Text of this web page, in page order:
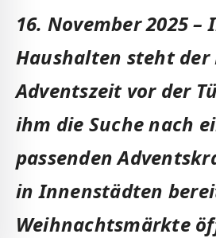
16. November 2025 –
Haushalten steht der
Adventszeit vor der
ihm die Suche nach
passenden
in Innenstädten
Weihnachtsmärkte